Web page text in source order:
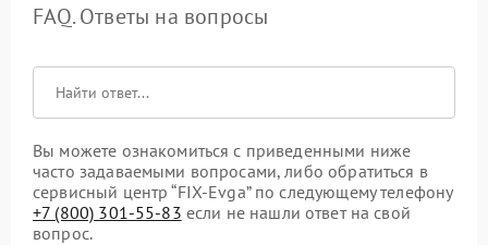
FAQ. Ответы на вопросы
Вы можете ознакомиться с приведенными ниже
часто задаваемыми вопросами, либо обратиться в
сервисный центр “FIX-Evga” по следующему телефону
+7 (800) 301-55-83 если не нашли ответ на свой
вопрос.